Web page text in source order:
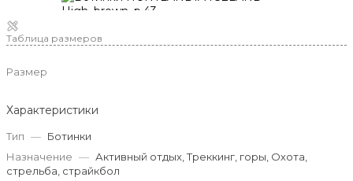
Таблица размеров
Размер
Характеристики
Тип — Ботинки
Назначение — Активный отдых, Треккинг, горы, Охота,
стрельба, страйкбол